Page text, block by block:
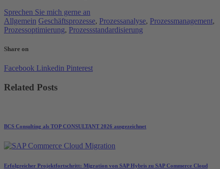
Sprechen Sie mich gerne an
Allgemein Geschäftsprozesse, Prozessanalyse, Prozessmanagement,
Prozessoptimierung, Prozessstandardisierung
Share on
Facebook Linkedin Pinterest
Related Posts
BCS Consulting als TOP CONSULTANT 2026 ausgezeichnet
Erfolgreicher Projektfortschritt: Migration von SAP Hybris zu SAP Commerce Cloud